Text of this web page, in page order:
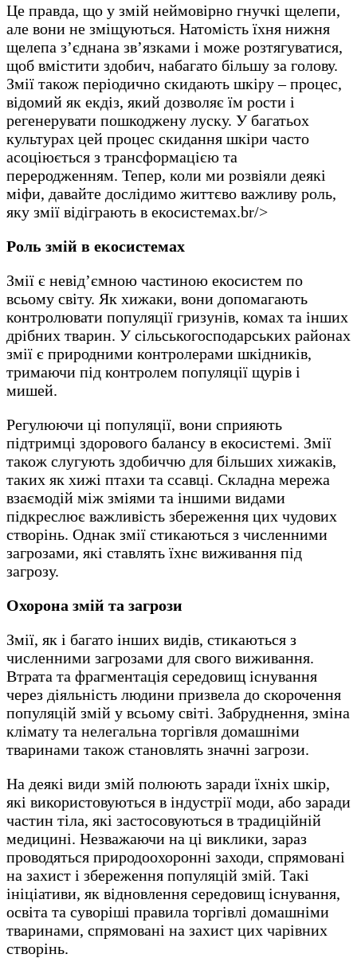
Це правда, що у змій неймовірно гнучкі щелепи,
але вони не зміщуються. Натомість їхня нижня
щелепа з’єднана зв’язками і може розтягуватися,
щоб вмістити здобич, набагато більшу за голову.
Змії також періодично скидають шкіру – процес,
відомий як екдіз, який дозволяє їм рости і
регенерувати пошкоджену луску. У багатьох
культурах цей процес скидання шкіри часто
асоціюється з трансформацією та
переродженням. Тепер, коли ми розвіяли деякі
міфи, давайте дослідимо життєво важливу роль,
яку змії відіграють в екосистемах.br/>
Роль змій в екосистемах
Змії є невід’ємною частиною екосистем по
всьому світу. Як хижаки, вони допомагають
контролювати популяції гризунів, комах та інших
дрібних тварин. У сільськогосподарських районах
змії є природними контролерами шкідників,
тримаючи під контролем популяції щурів і
мишей.
Регулюючи ці популяції, вони сприяють
підтримці здорового балансу в екосистемі. Змії
також слугують здобиччю для більших хижаків,
таких як хижі птахи та ссавці. Складна мережа
взаємодій між зміями та іншими видами
підкреслює важливість збереження цих чудових
створінь. Однак змії стикаються з численними
загрозами, які ставлять їхнє виживання під
загрозу.
Охорона змій та загрози
Змії, як і багато інших видів, стикаються з
численними загрозами для свого виживання.
Втрата та фрагментація середовищ існування
через діяльність людини призвела до скорочення
популяцій змій у всьому світі. Забруднення, зміна
клімату та нелегальна торгівля домашніми
тваринами також становлять значні загрози.
На деякі види змій полюють заради їхніх шкір,
які використовуються в індустрії моди, або заради
частин тіла, які застосовуються в традиційній
медицині. Незважаючи на ці виклики, зараз
проводяться природоохоронні заходи, спрямовані
на захист і збереження популяцій змій. Такі
ініціативи, як відновлення середовищ існування,
освіта та суворіші правила торгівлі домашніми
тваринами, спрямовані на захист цих чарівних
створінь.